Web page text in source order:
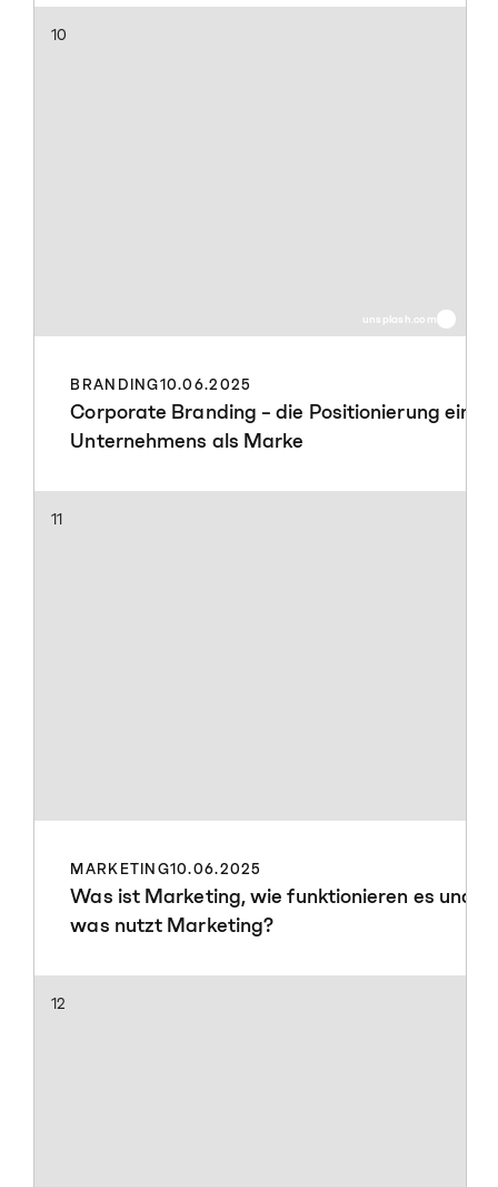
unsplash.com
10
BRANDING10.06.2025
Corporate Branding – die Positionierung eines
Unternehmens als Marke
11
MARKETING10.06.2025
Was ist Marketing, wie funktionieren es und
was nutzt Marketing?
12